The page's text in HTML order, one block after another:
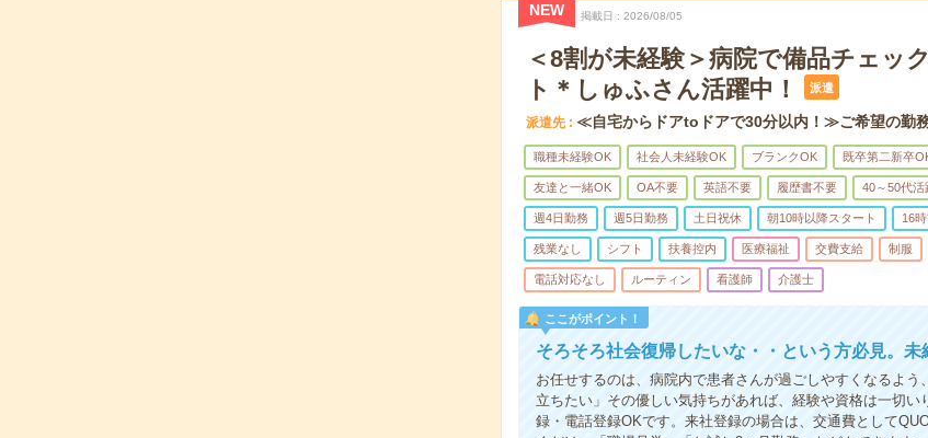
NEW 掲載日 2026/08/05
＜8割が未経験＞病院で備品チェッ
ト＊しゅふさん活躍中！
派遣
派遣先 ≪自宅からドアtoドアで30分以内！≫ご希望の勤務
職種未経験OK 社会人未経験OK ブランクOK 既卒第二新卒
友達と一緒OK OA不要 英語不要 履歴書不要 40～50代活
週4日勤務 週5日勤務 土日祝休 朝10時以降スタート 16
残業なし シフト 扶養控内 医療福祉 交費支給 制服
電話対応なし ルーティン 看護師 介護士
ここがポイント！
そろそろ社会復帰したいな・・という方必見。
お任せするのは、病院内で患者さんが過ごしやすくなるよ
立ちたい」その優しい気持ちがあれば、経験や資格は一切
録・電話登録OKです。来社登録の場合は、交通費として